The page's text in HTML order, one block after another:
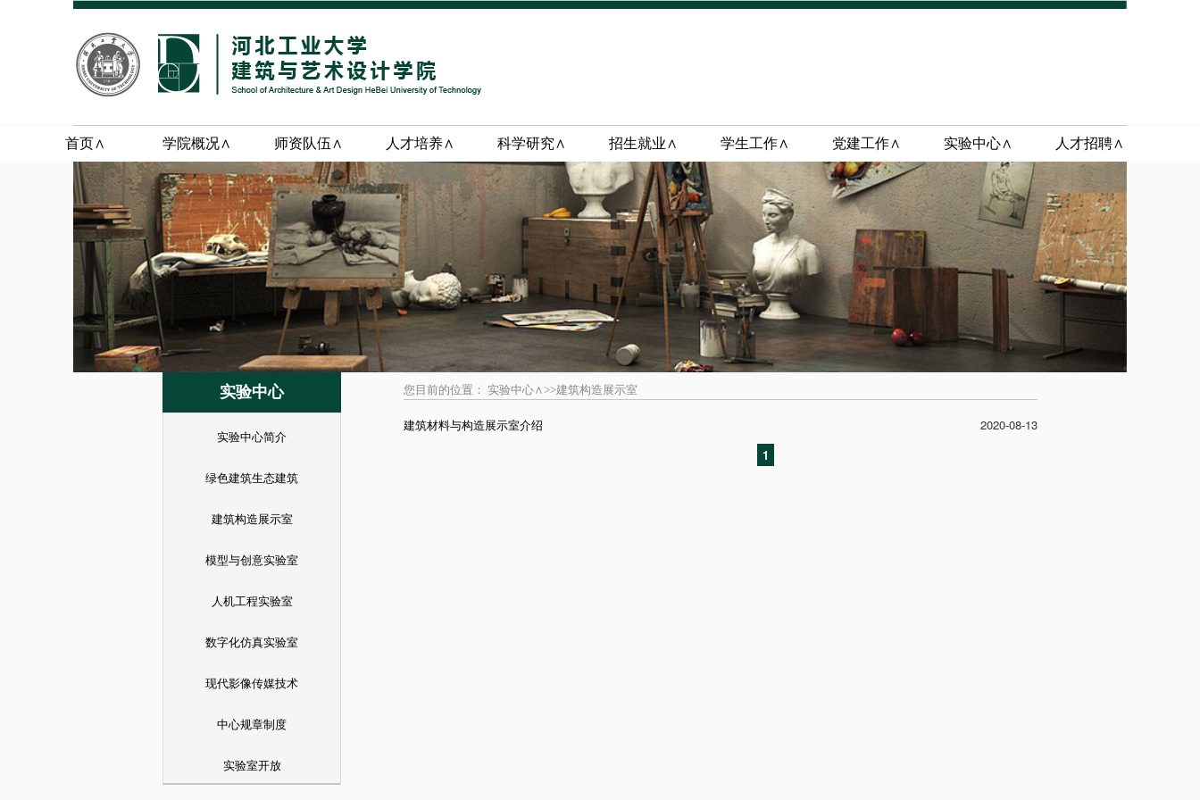
首页∧ 学院概况∧ 师资队伍∧ 人才培养∧ 科学研究∧ 招生就业∧ 学生工作∧ 党建工作∧ 实验中心∧ 人才招聘∧
实验中心
实验中心简介
绿色建筑生态建筑
建筑构造展示室
模型与创意实验室
人机工程实验室
数字化仿真实验室
现代影像传媒技术
中心规章制度
实验室开放
您目前的位置： 实验中心∧>>建筑构造展示室
建筑材料与构造展示室介绍
2020-08-13
1